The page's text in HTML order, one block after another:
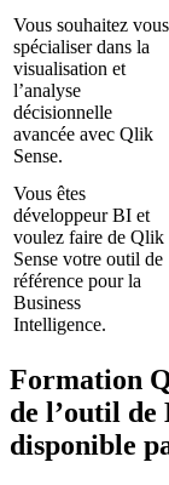
Vous souhaitez vous
spécialiser dans la
visualisation et
l’analyse
décisionnelle
avancée avec Qlik
Sense.
Vous êtes
développeur BI et
voulez faire de Qlik
Sense votre outil de
référence pour la
Business
Intelligence.
Formation
de l’outil de
disponible